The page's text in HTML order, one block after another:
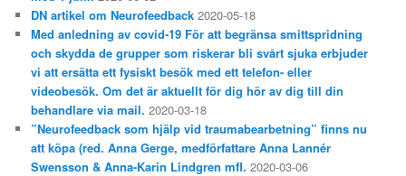
DN artikel om Neurofeedback 2020-05-18
Med anledning av covid-19 För att begränsa smittspridning
och skydda de grupper som riskerar bli svårt sjuka erbjuder
vi att ersätta ett fysiskt besök med ett telefon- eller
videobesök. Om det är aktuellt för dig hör av dig till din
behandlare via mail. 2020-03-18
”Neurofeedback som hjälp vid traumabearbetning” finns nu
att köpa (red. Anna Gerge, medförfattare Anna Lannér
Swensson & Anna-Karin Lindgren mfl. 2020-03-06